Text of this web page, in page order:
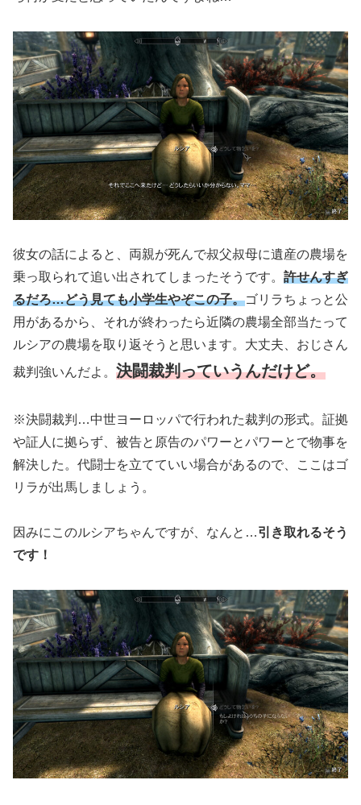
彼女の話によると、両親が死んで叔父叔母に遺産の農場を
乗っ取られて追い出されてしまったそうです。 許せんすぎ
るだろ…どう見ても小学生やぞこの子。ゴリラちょっと公
用があるから、それが終わったら近隣の農場全部当たって
ルシアの農場を取り返そうと思います。大丈夫、おじさん
裁判強いんだよ。 決闘裁判っていうんだけど。
※決闘裁判…中世ヨーロッパで行われた裁判の形式。証拠
や証人に拠らず、被告と原告のパワーとパワーとで物事を
解決した。代闘士を立てていい場合があるので、ここはゴ
リラが出馬しましょう。
因みにこのルシアちゃんですが、なんと… 引き取れるそう
です！